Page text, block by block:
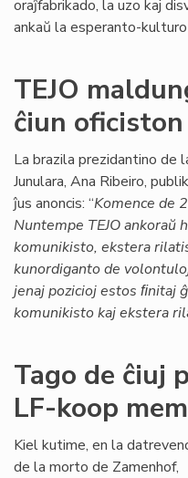
oraĵfabrikado, la uzo kaj
ankaŭ la esperanto-
TEJO
ĉiun oficiston
La brazila prezidantino de
Junulara, Ana Ribeiro,
ĵus anoncis: “Komence de
Nuntempe TEJO ankoraŭ
komunikisto, ekstera
kunordiganto de
jenaj pozicioj estos ﬁnitaj
komunikisto kaj ekstera
Tago de ĉiuj
LF-koop
Kiel kutime, en la
de la morto de Zamenhof,